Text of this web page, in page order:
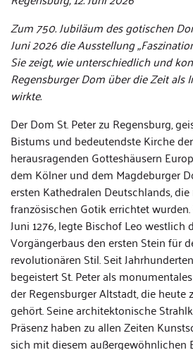
Zum 750. Jubiläum des gotischen
Juni 2026 die Ausstellung
Sie zeigt, wie unterschiedlich und
Regensburger Dom über die Zeit als
wirkte.
Der Dom St. Peter zu Regensburg,
Bistums und bedeutendste Kirche
herausragenden Gotteshäusern
dem Kölner und dem Magdeburger
ersten Kathedralen Deutschlands,
französischen Gotik errichtet
Juni 1276, legte Bischof Leo westlich
Vorgängerbaus den ersten Stein für
revolutionären Stil. Seit
begeistert St. Peter als
der Regensburger Altstadt, die heute
gehört. Seine architektonische
Präsenz haben zu allen Zeiten
sich mit diesem außergewöhnlichen